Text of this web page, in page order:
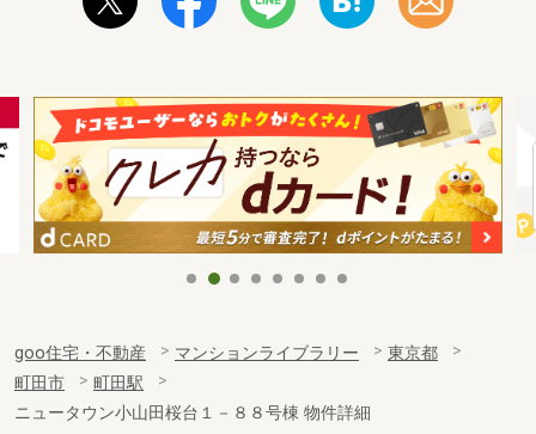
goo住宅・不動産 マンションライブラリー
東京都
町田市
町田駅
ニュータウン小山田桜台１－８８号棟 物件詳細